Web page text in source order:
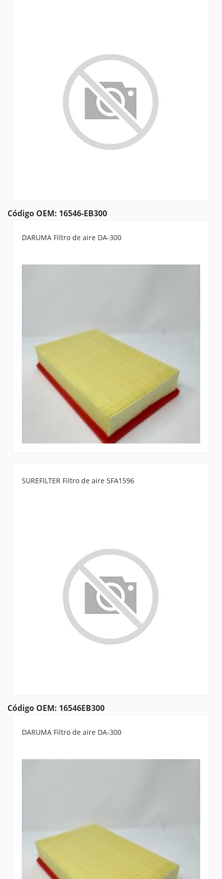
Código OEM: 16546-EB300
DARUMA Filtro de aire DA-300
SUREFILTER Filtro de aire SFA1596
Código OEM: 16546EB300
DARUMA Filtro de aire DA-300